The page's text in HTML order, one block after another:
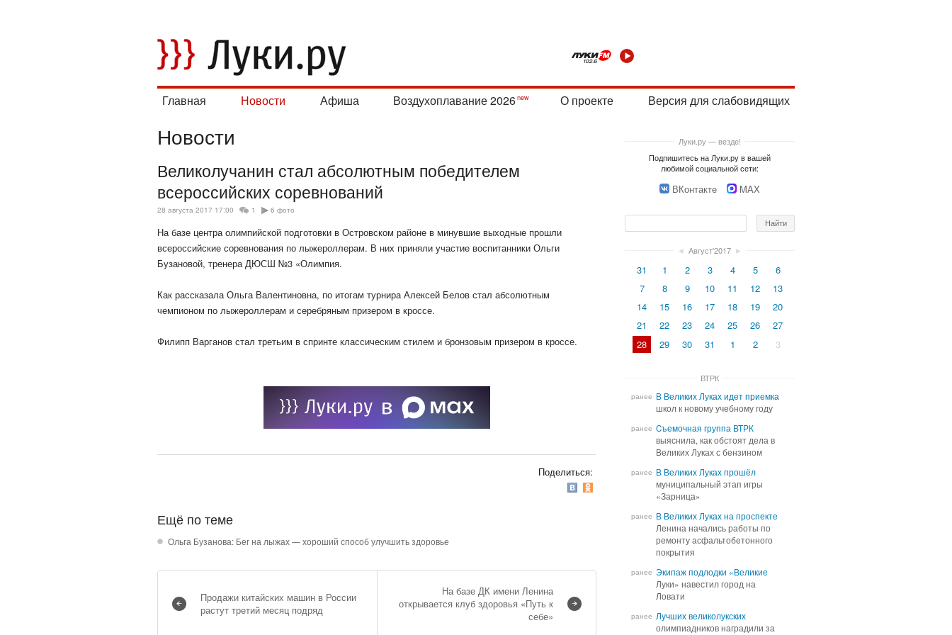
Главная Новости Афиша Воздухоплавание 2026 О проекте Версия для слабовидящих
Новости
Великолучанин стал абсолютным победителем
всероссийских соревнований
28 августа 2017 17:00 1 6 фото
На базе центра олимпийской подготовки в Островском районе в минувшие выходные прошли
всероссийские соревнования по лыжероллерам. В них приняли участие воспитанники Ольги
Бузановой, тренера ДЮСШ №3 «Олимпия.
Как рассказала Ольга Валентиновна, по итогам турнира Алексей Белов стал абсолютным
чемпионом по лыжероллерам и серебряным призером в кроссе.
Филипп Варганов стал третьим в спринте классическим стилем и бронзовым призером в кроссе.
Поделиться:
Ещё по теме
Ольга Бузанова: Бег на лыжах — хороший способ улучшить здоровье
Продажи китайских машин в России
растут третий месяц подряд
На базе ДК имени Ленина
открывается клуб здоровья «Путь к
себе»
Луки.ру — везде!
Подпишитесь на Луки.ру в вашей
любимой социальной сети:
ВКонтакте MAX
◄ Август'2017 ►
31 1 2 3 4 5
6
7
8 9 10 11 12
13
14
15 16 17 18 19
20
21
22 23 24 25 26
27
28
29 30 31 1 2 3
ВТРК
ранее В Великих Луках идет приемка
школ к новому учебному году
В Великих Луках идет приемка
школ к новому учебному году
ранее Cъемочная группа ВТРК
выяснила, как обстоят дела в
Великих Луках с бензином
Cъемочная группа ВТРК
выяснила, как обстоят дела в
Великих Луках с бензином
ранее В Великих Луках прошёл
муниципальный этап игры
«Зарница»
В Великих Луках прошёл
муниципальный этап игры
«Зарница»
ранее В Великих Луках на проспекте
Ленина начались работы по
ремонту асфальтобетонного
покрытия
В Великих Луках на проспекте
Ленина начались работы по
ремонту асфальтобетонного
покрытия
ранее Экипаж подлодки «Великие
Луки» навестил город на
Ловати
Экипаж подлодки «Великие
Луки» навестил город на
Ловати
ранее Лучших великолукских
олимпиадников наградили за
Лучших великолукских
олимпиадников наградили за